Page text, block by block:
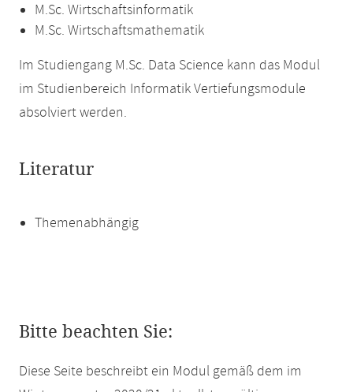
M.Sc. Wirtschaftsinformatik
M.Sc. Wirtschaftsmathematik
Im Studiengang M.Sc. Data Science kann das Modul
im Studienbereich Informatik Vertiefungsmodule
absolviert werden.
Literatur
Themenabhängig
Bitte beachten Sie:
Diese Seite beschreibt ein Modul gemäß dem im